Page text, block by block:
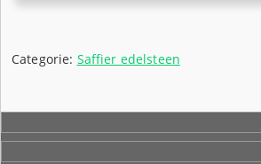
€88,00.
Categorie: Saffier edelsteen